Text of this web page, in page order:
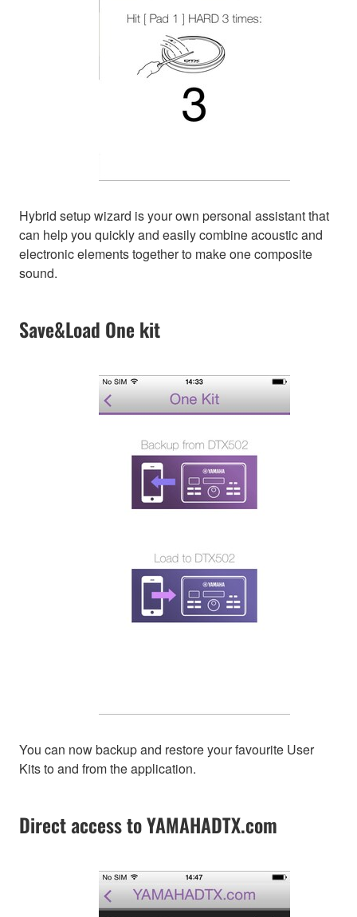
Hybrid setup wizard is your own personal assistant that
can help you quickly and easily combine acoustic and
electronic elements together to make one composite
sound.
Save&Load One kit
You can now backup and restore your favourite User
Kits to and from the application.
Direct access to YAMAHADTX.com